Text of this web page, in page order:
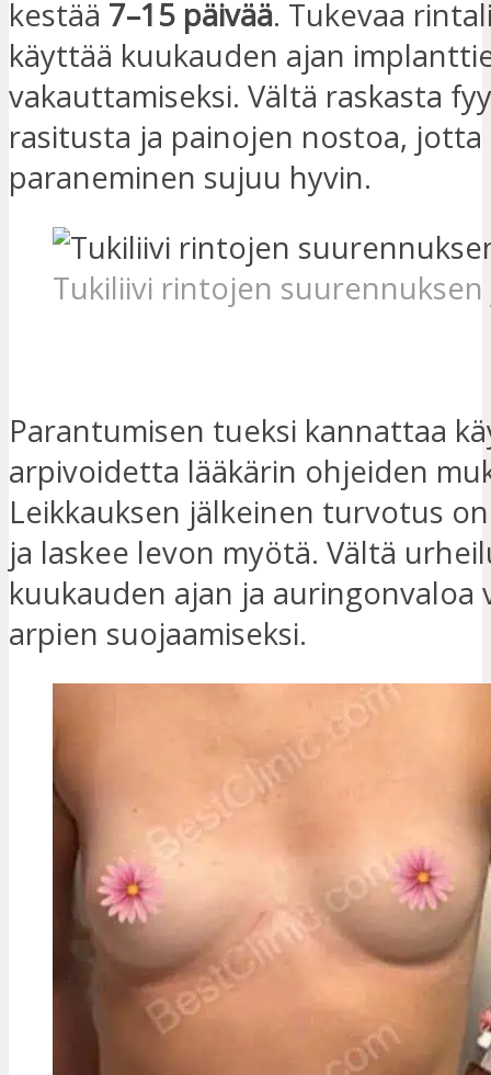
kestää 7–15 päivää. Tukevaa
käyttää kuukauden ajan
vakauttamiseksi. Vältä raskasta
rasitusta ja painojen nostoa, jotta
paraneminen sujuu hyvin.
Tukiliivi rintojen
Parantumisen tueksi kannattaa
arpivoidetta lääkärin ohjeiden
Leikkauksen jälkeinen turvotus
ja laskee levon myötä. Vältä
kuukauden ajan ja auringonvaloa
arpien suojaamiseksi.